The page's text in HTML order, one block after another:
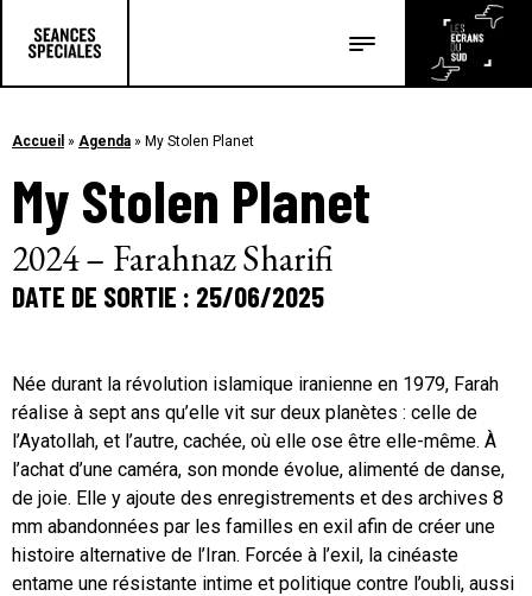
Les articles
Accueil » Agenda » My Stolen Planet
My Stolen Planet
2024 – Farahnaz Sharifi
DATE DE SORTIE : 25/06/2025
Née durant la révolution islamique iranienne en 1979, Farah
réalise à sept ans qu’elle vit sur deux planètes : celle de
l’Ayatollah, et l’autre, cachée, où elle ose être elle-même. À
l’achat d’une caméra, son monde évolue, alimenté de danse,
de joie. Elle y ajoute des enregistrements et des archives 8
mm abandonnées par les familles en exil afin de créer une
histoire alternative de l’Iran. Forcée à l’exil, la cinéaste
entame une résistante intime et politique contre l’oubli, aussi